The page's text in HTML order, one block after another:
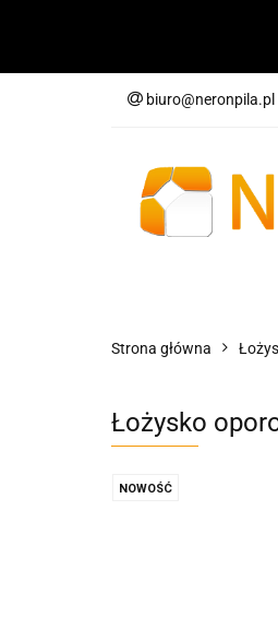
biuro@neronpila.pl
Strona główna
Łożysko
NOWOŚĆ